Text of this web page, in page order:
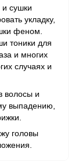
и сушки
укладку,
феном.
тоники для
и многих
случаях и
волосы и
выпадению,
головы